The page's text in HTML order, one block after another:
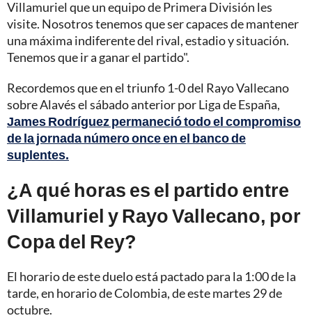
Villamuriel que un equipo de Primera División les
visite. Nosotros tenemos que ser capaces de mantener
una máxima indiferente del rival, estadio y situación.
Tenemos que ir a ganar el partido".
Recordemos que en el triunfo 1-0 del Rayo Vallecano
sobre Alavés el sábado anterior por Liga de España,
James Rodríguez permaneció todo el compromiso
de la jornada número once en el banco de
suplentes.
¿A qué horas es el partido entre
Villamuriel y Rayo Vallecano, por
Copa del Rey?
El horario de este duelo está pactado para la 1:00 de la
tarde, en horario de Colombia, de este martes 29 de
octubre.